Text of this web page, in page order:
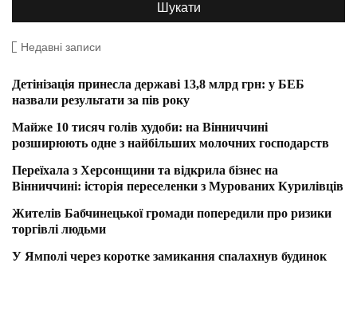
Недавні записи
Детінізація принесла державі 13,8 млрд грн: у БЕБ
назвали результати за пів року
Майже 10 тисяч голів худоби: на Вінниччині
розширюють одне з найбільших молочних господарств
Переїхала з Херсонщини та відкрила бізнес на
Вінниччині: історія переселенки з Мурованих Курилівців
Жителів Бабчинецької громади попередили про ризики
торгівлі людьми
У Ямполі через коротке замикання спалахнув будинок